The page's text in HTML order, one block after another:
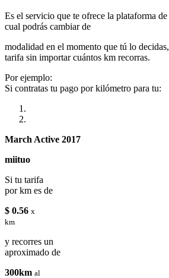
Es el servicio que te ofrece la plataforma de
cual podrás cambiar de
modalidad en el momento que tú lo
tarifa sin importar cuántos km recorras.
Por ejemplo:
Si contratas tu pago por kilómetro para tu:
March Active 2017
miituo
Si tu tarifa
por km es de
$ 0.56 x
km
y recorres un
aproximado de
300km al